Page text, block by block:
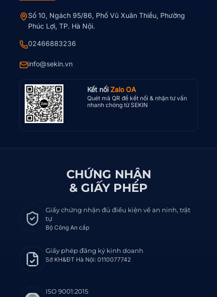
Số 10, Ngách 95/86, Phố Vũ Xuân Thiều, Phường
Phúc Lợi, TP. Hà Nội.
02466883236
info@sekin.vn
Kết nối Zalo OA
Quét mã QR để kết nối & nhận tư vấn
nhanh chóng từ SEKIN
CHỨNG NHẬN
& GIẤY PHÉP
Giấy chứng nhận đủ điều kiện về an ninh, trật
tự
Bộ Công An cấp
Giấy phép đăng ký kinh doanh
Sở KH&ĐT Hà Nội: 0110077742
ISO 9001:2015